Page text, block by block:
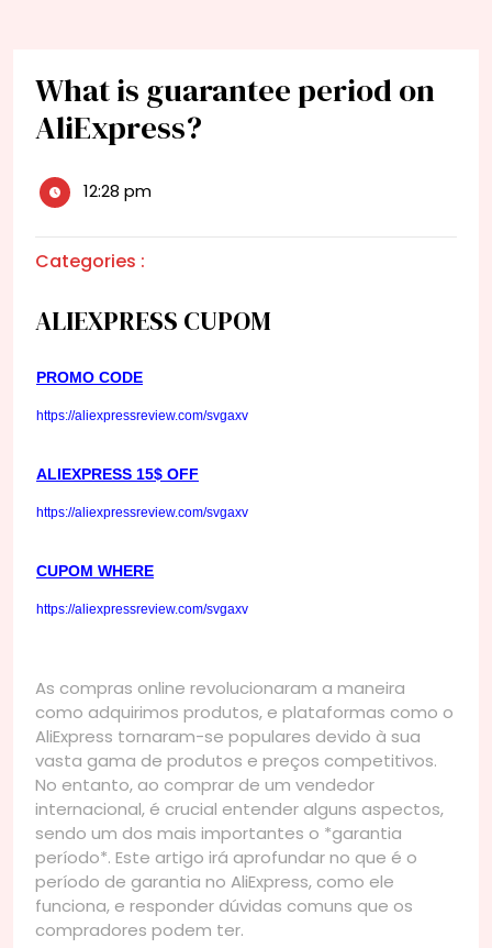
What is guarantee period on
AliExpress?
12:28 pm
Categories :
ALIEXPRESS CUPOM
PROMO CODE
https://aliexpressreview.com/svgaxv
ALIEXPRESS 15$ OFF
https://aliexpressreview.com/svgaxv
CUPOM WHERE
https://aliexpressreview.com/svgaxv
As compras online revolucionaram a maneira
como adquirimos produtos, e plataformas como o
AliExpress tornaram-se populares devido à sua
vasta gama de produtos e preços competitivos.
No entanto, ao comprar de um vendedor
internacional, é crucial entender alguns aspectos,
sendo um dos mais importantes o *garantia
período*. Este artigo irá aprofundar no que é o
período de garantia no AliExpress, como ele
funciona, e responder dúvidas comuns que os
compradores podem ter.